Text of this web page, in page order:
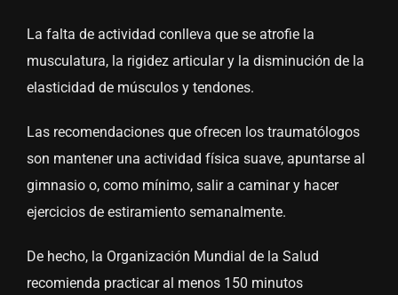
La falta de actividad conlleva que se atrofie la
musculatura, la rigidez articular y la disminución de la
elasticidad de músculos y tendones.
Las recomendaciones que ofrecen los traumatólogos
son mantener una actividad física suave, apuntarse al
gimnasio o, como mínimo, salir a caminar y hacer
ejercicios de estiramiento semanalmente.
De hecho, la Organización Mundial de la Salud
recomienda practicar al menos 150 minutos